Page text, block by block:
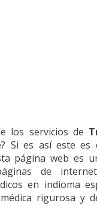
los servicios de
? Si es así este es
página web es
de
en indioma
rigurosa y